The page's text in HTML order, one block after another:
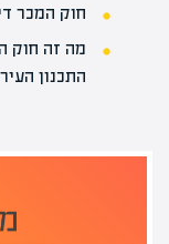
חוק המכר
מה זה חוק
התכנון